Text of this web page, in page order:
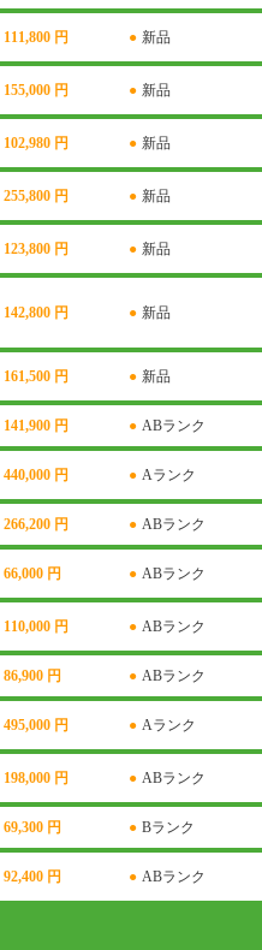
111,800 円 ● 新品
155,000 円 ● 新品
102,980 円 ● 新品
255,800 円 ● 新品
123,800 円 ● 新品
142,800 円 ● 新品
161,500 円 ● 新品
141,900 円 ● ABランク
440,000 円 ● Aランク
266,200 円 ● ABランク
66,000 円 ● ABランク
110,000 円 ● ABランク
86,900 円 ● ABランク
495,000 円 ● Aランク
198,000 円 ● ABランク
69,300 円 ● Bランク
92,400 円 ● ABランク